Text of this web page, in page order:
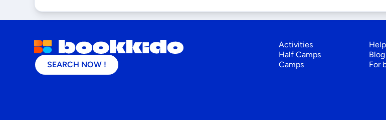
SEARCH NOW !
Activities
Half Camps
Camps
Blog
For